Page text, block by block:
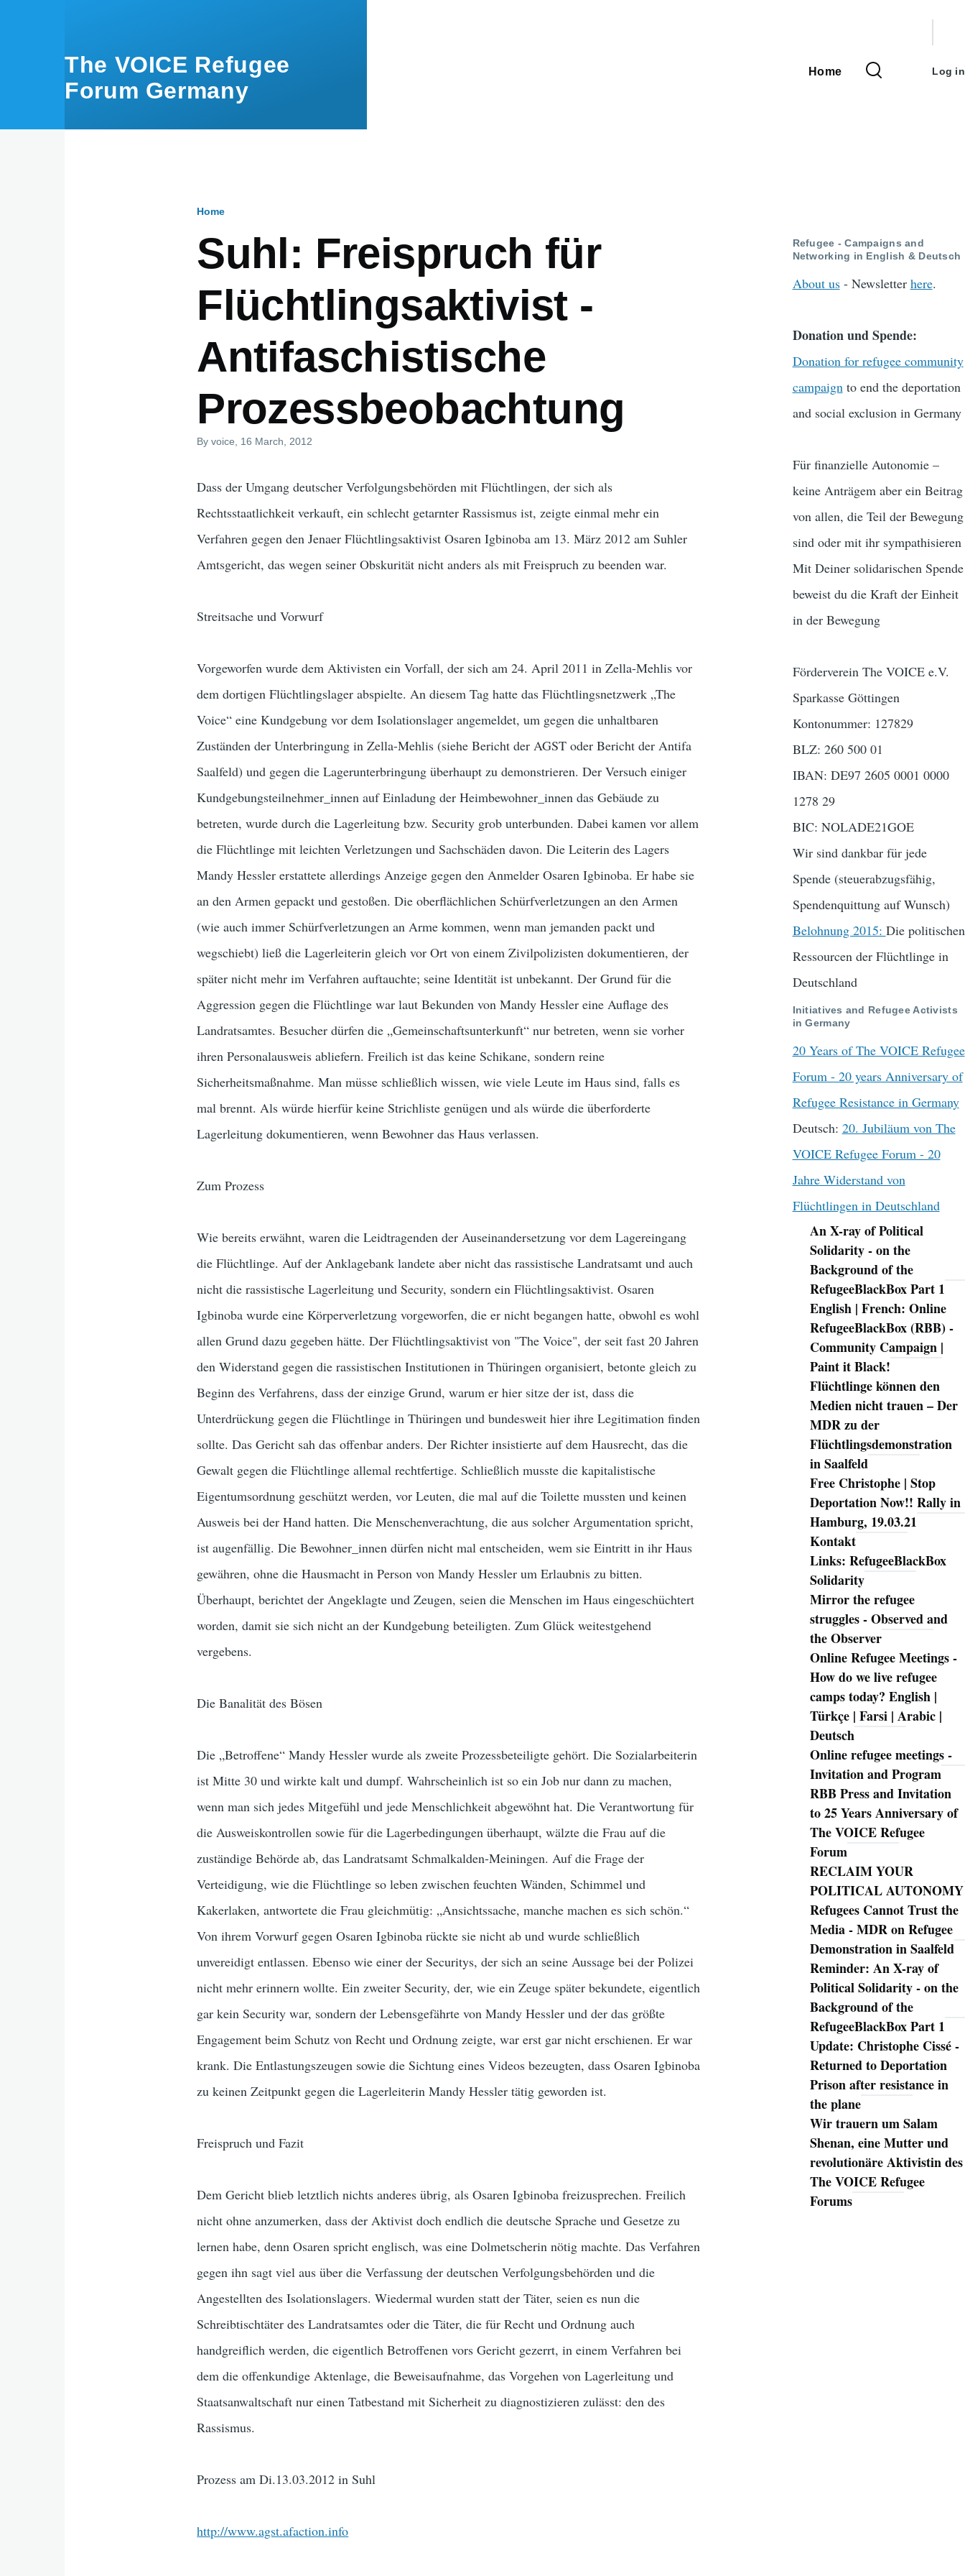
The VOICE Refugee
Forum Germany
Main
Home
menu
Log in
Home
Suhl: Freispruch für
Flüchtlingsaktivist -
Antifaschistische
Prozessbeobachtung
Byvoice , 16 March, 2012
Dass der Umgang deutscher Verfolgungsbehörden mit Flüchtlingen, der sich als
Rechtsstaatlichkeit verkauft, ein schlecht getarnter Rassismus ist, zeigte einmal mehr ein
Verfahren gegen den Jenaer Flüchtlingsaktivist Osaren Igbinoba am 13. März 2012 am Suhler
Amtsgericht, das wegen seiner Obskurität nicht anders als mit Freispruch zu beenden war.
Streitsache und Vorwurf
Vorgeworfen wurde dem Aktivisten ein Vorfall, der sich am 24. April 2011 in Zella-Mehlis vor
dem dortigen Flüchtlingslager abspielte. An diesem Tag hatte das Flüchtlingsnetzwerk „The
Voice“ eine Kundgebung vor dem Isolationslager angemeldet, um gegen die unhaltbaren
Zuständen der Unterbringung in Zella-Mehlis (siehe Bericht der AGST oder Bericht der Antifa
Saalfeld) und gegen die Lagerunterbringung überhaupt zu demonstrieren. Der Versuch einiger
Kundgebungsteilnehmer_innen auf Einladung der Heimbewohner_innen das Gebäude zu
betreten, wurde durch die Lagerleitung bzw. Security grob unterbunden. Dabei kamen vor allem
die Flüchtlinge mit leichten Verletzungen und Sachschäden davon. Die Leiterin des Lagers
Mandy Hessler erstattete allerdings Anzeige gegen den Anmelder Osaren Igbinoba. Er habe sie
an den Armen gepackt und gestoßen. Die oberflächlichen Schürfverletzungen an den Armen
(wie auch immer Schürfverletzungen an Arme kommen, wenn man jemanden packt und
wegschiebt) ließ die Lagerleiterin gleich vor Ort von einem Zivilpolizisten dokumentieren, der
später nicht mehr im Verfahren auftauchte; seine Identität ist unbekannt. Der Grund für die
Aggression gegen die Flüchtlinge war laut Bekunden von Mandy Hessler eine Auflage des
Landratsamtes. Besucher dürfen die „Gemeinschaftsunterkunft“ nur betreten, wenn sie vorher
ihren Personalausweis abliefern. Freilich ist das keine Schikane, sondern reine
Sicherheitsmaßnahme. Man müsse schließlich wissen, wie viele Leute im Haus sind, falls es
mal brennt. Als würde hierfür keine Strichliste genügen und als würde die überforderte
Lagerleitung dokumentieren, wenn Bewohner das Haus verlassen.
Zum Prozess
Wie bereits erwähnt, waren die Leidtragenden der Auseinandersetzung vor dem Lagereingang
die Flüchtlinge. Auf der Anklagebank landete aber nicht das rassistische Landratsamt und auch
nicht die rassistische Lagerleitung und Security, sondern ein Flüchtlingsaktivist. Osaren
Igbinoba wurde eine Körperverletzung vorgeworfen, die er nicht begangen hatte, obwohl es wohl
allen Grund dazu gegeben hätte. Der Flüchtlingsaktivist von "The Voice", der seit fast 20 Jahren
den Widerstand gegen die rassistischen Institutionen in Thüringen organisiert, betonte gleich zu
Beginn des Verfahrens, dass der einzige Grund, warum er hier sitze der ist, dass die
Unterdrückung gegen die Flüchtlinge in Thüringen und bundesweit hier ihre Legitimation finden
sollte. Das Gericht sah das offenbar anders. Der Richter insistierte auf dem Hausrecht, das die
Gewalt gegen die Flüchtlinge allemal rechtfertige. Schließlich musste die kapitalistische
Eigentumsordnung geschützt werden, vor Leuten, die mal auf die Toilette mussten und keinen
Ausweis bei der Hand hatten. Die Menschenverachtung, die aus solcher Argumentation spricht,
ist augenfällig. Die Bewohner_innen dürfen nicht mal entscheiden, wem sie Eintritt in ihr Haus
gewähren, ohne die Hausmacht in Person von Mandy Hessler um Erlaubnis zu bitten.
Überhaupt, berichtet der Angeklagte und Zeugen, seien die Menschen im Haus eingeschüchtert
worden, damit sie sich nicht an der Kundgebung beteiligten. Zum Glück weitestgehend
vergebens.
Die Banalität des Bösen
Die „Betroffene“ Mandy Hessler wurde als zweite Prozessbeteiligte gehört. Die Sozialarbeiterin
ist Mitte 30 und wirkte kalt und dumpf. Wahrscheinlich ist so ein Job nur dann zu machen,
wenn man sich jedes Mitgefühl und jede Menschlichkeit abgewöhnt hat. Die Verantwortung für
die Ausweiskontrollen sowie für die Lagerbedingungen überhaupt, wälzte die Frau auf die
zuständige Behörde ab, das Landratsamt Schmalkalden-Meiningen. Auf die Frage der
Verteidigung, wie die Flüchtlinge so leben zwischen feuchten Wänden, Schimmel und
Kakerlaken, antwortete die Frau gleichmütig: „Ansichtssache, manche machen es sich schön.“
Von ihrem Vorwurf gegen Osaren Igbinoba rückte sie nicht ab und wurde schließlich
unvereidigt entlassen. Ebenso wie einer der Securitys, der sich an seine Aussage bei der Polizei
nicht mehr erinnern wollte. Ein zweiter Security, der, wie ein Zeuge später bekundete, eigentlich
gar kein Security war, sondern der Lebensgefährte von Mandy Hessler und der das größte
Engagement beim Schutz von Recht und Ordnung zeigte, war erst gar nicht erschienen. Er war
krank. Die Entlastungszeugen sowie die Sichtung eines Videos bezeugten, dass Osaren Igbinoba
zu keinen Zeitpunkt gegen die Lagerleiterin Mandy Hessler tätig geworden ist.
Freispruch und Fazit
Dem Gericht blieb letztlich nichts anderes übrig, als Osaren Igbinoba freizusprechen. Freilich
nicht ohne anzumerken, dass der Aktivist doch endlich die deutsche Sprache und Gesetze zu
lernen habe, denn Osaren spricht englisch, was eine Dolmetscherin nötig machte. Das Verfahren
gegen ihn sagt viel aus über die Verfassung der deutschen Verfolgungsbehörden und die
Angestellten des Isolationslagers. Wiedermal wurden statt der Täter, seien es nun die
Schreibtischtäter des Landratsamtes oder die Täter, die für Recht und Ordnung auch
handgreiflich werden, die eigentlich Betroffenen vors Gericht gezerrt, in einem Verfahren bei
dem die offenkundige Aktenlage, die Beweisaufnahme, das Vorgehen von Lagerleitung und
Staatsanwaltschaft nur einen Tatbestand mit Sicherheit zu diagnostizieren zulässt: den des
Rassismus.
Prozess am Di.13.03.2012 in Suhl
http://www.agst.afaction.info
Refugee - Campaigns and
Networking in English & Deutsch
About us- Newsletter here.
Donation und Spende:
Donation for refugee community
campaignto end the deportation
and social exclusion in Germany
Für finanzielle Autonomie –
keine Anträgem aber ein Beitrag
von allen, die Teil der Bewegung
sind oder mit ihr sympathisieren
Mit Deiner solidarischen Spende
beweist du die Kraft der Einheit
in der Bewegung
Förderverein The VOICE e.V.
Sparkasse Göttingen
Kontonummer: 127829
BLZ: 260 500 01
IBAN: DE97 2605 0001 0000
1278 29
BIC: NOLADE21GOE
Wir sind dankbar für jede
Spende (steuerabzugsfähig,
Spendenquittung auf Wunsch)
Belohnung 2015: Die politischen
Ressourcen der Flüchtlinge in
Deutschland
Initiatives and Refugee Activists
in Germany
20 Years of The VOICE Refugee
Forum - 20 years Anniversary of
Refugee Resistance in Germany
Deutsch: 20. Jubiläum von The
VOICE Refugee Forum - 20
Jahre Widerstand von
Flüchtlingen in Deutschland
Navigation
An X-ray of Political
Solidarity - on the
Background of the
RefugeeBlackBox Part 1
English | French: Online
RefugeeBlackBox (RBB) -
Community Campaign |
Paint it Black!
Flüchtlinge können den
Medien nicht trauen – Der
MDR zu der
Flüchtlingsdemonstration
in Saalfeld
Free Christophe | Stop
Deportation Now!! Rally in
Hamburg, 19.03.21
Kontakt
Links: RefugeeBlackBox
Solidarity
Mirror the refugee
struggles - Observed and
the Observer
Online Refugee Meetings -
How do we live refugee
camps today? English |
Türkçe | Farsi | Arabic |
Deutsch
Online refugee meetings -
Invitation and Program
RBB Press and Invitation
to 25 Years Anniversary of
The VOICE Refugee
Forum
RECLAIM YOUR
POLITICAL AUTONOMY
Refugees Cannot Trust the
Media - MDR on Refugee
Demonstration in Saalfeld
Reminder: An X-ray of
Political Solidarity - on the
Background of the
RefugeeBlackBox Part 1
Update: Christophe Cissé -
Returned to Deportation
Prison after resistance in
the plane
Wir trauern um Salam
Shenan, eine Mutter und
revolutionäre Aktivistin des
The VOICE Refugee
Forums